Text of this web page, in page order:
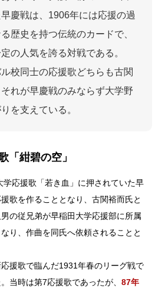
慶戦は、1906年には応援の過
歴史を持つ伝統のカードで、
の人気を誇る対戦である。
校同士の応援歌どちらも古関
れが早慶戦のみならず大学野
を支えている。
「紺碧の空」
学応援歌「若き血」に押されていた早
歌を作ることとなり、古関裕而氏と
の従兄弟が早稲田大学応援部に所属
り、作曲を同氏へ依頼されることと
援歌で臨んだ1931年春のリーグ戦で
当時は第7応援歌であったが、 87年